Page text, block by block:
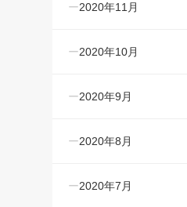
2020年11月
2020年10月
2020年9月
2020年8月
2020年7月